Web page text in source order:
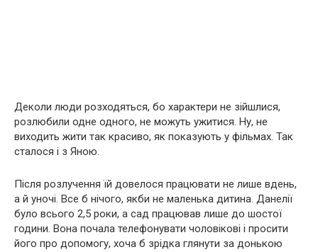
Деколи люди розходяться, бо характери не зійшлися,
розлюбили одне одного, не можуть ужитися. Ну, не
виходить жити так красиво, як показують у фільмах. Так
сталося і з Яною.
Після розлучення їй довелося працювати не лише вдень,
а й уночі. Все б нічого, якби не маленька дитина. Данелії
було всього 2,5 роки, а сад працював лише до шостої
години. Вона почала телефонувати чоловікові і просити
його про допомогу, хоча б зрідка глянути за донькою